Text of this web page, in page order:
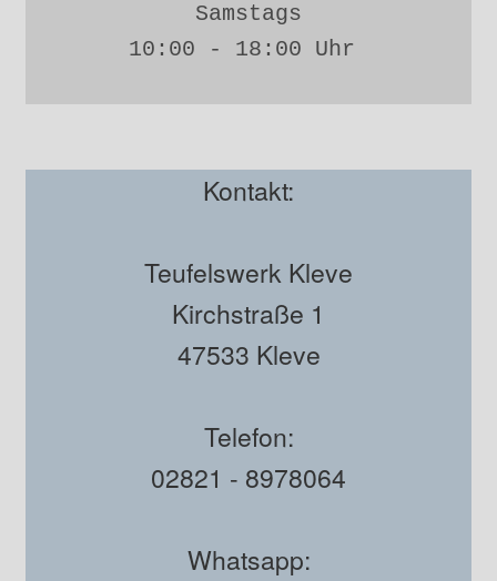
Samstags
10:00 - 18:00 Uhr
Kontakt:
Teufelswerk Kleve
Kirchstraße 1
47533 Kleve
Telefon:
02821 - 8978064
Whatsapp: